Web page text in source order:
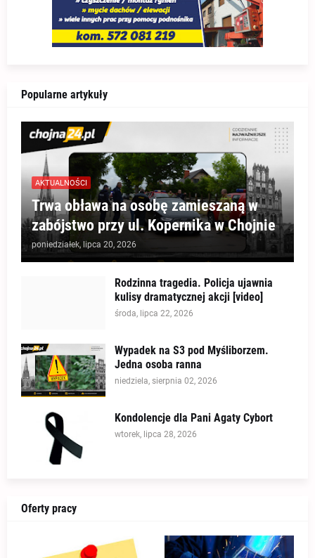
Popularne artykuły
AKTUALNOŚCI
Trwa obława na osobę zamieszaną w
zabójstwo przy ul. Kopernika w Chojnie
poniedziałek, lipca 20, 2026
Rodzinna tragedia. Policja ujawnia
kulisy dramatycznej akcji [video]
środa, lipca 22, 2026
Wypadek na S3 pod Myśliborzem.
Jedna osoba ranna
niedziela, sierpnia 02, 2026
Kondolencje dla Pani Agaty Cybort
wtorek, lipca 28, 2026
Oferty pracy